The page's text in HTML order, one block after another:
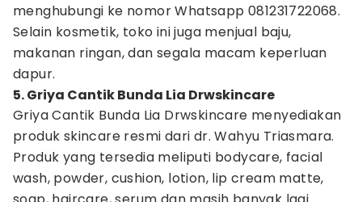
menghubungi ke nomor Whatsapp 081231722068.
Selain kosmetik, toko ini juga menjual baju,
makanan ringan, dan segala macam keperluan
dapur.
5. Griya Cantik Bunda Lia Drwskincare
Griya Cantik Bunda Lia Drwskincare menyediakan
produk skincare resmi dari dr. Wahyu Triasmara.
Produk yang tersedia meliputi bodycare, facial
wash, powder, cushion, lotion, lip cream matte,